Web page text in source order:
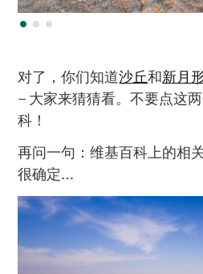
对了，你们知道沙丘和新月
– 大家来猜猜看。不要点这
科！
再问一句：维基百科上的相
很确定…